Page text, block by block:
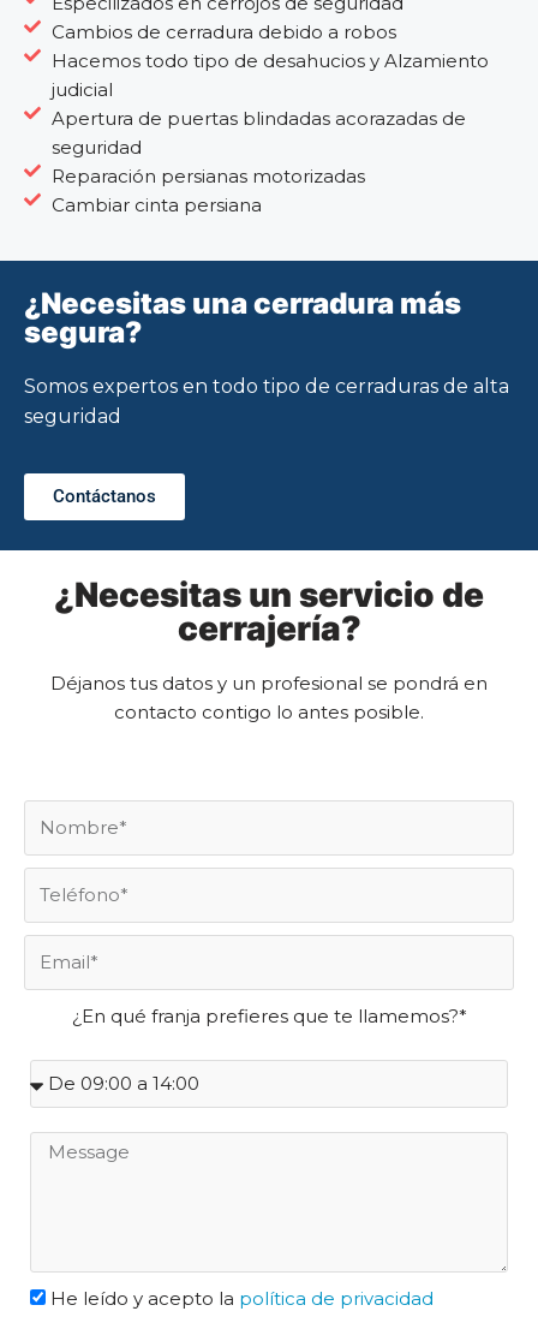
Cambios de cerradura debido a robos
Hacemos todo tipo de desahucios y Alzamiento
judicial
Apertura de puertas blindadas acorazadas de
seguridad
Reparación persianas motorizadas
Cambiar cinta persiana
¿Necesitas una cerradura más
segura?
Somos expertos en todo tipo de cerraduras de alta
seguridad
Contáctanos
¿Necesitas un servicio de
cerrajería?
Déjanos tus datos y un profesional se pondrá en
contacto contigo lo antes posible.
¿En qué franja prefieres que te llamemos?*
He leído y acepto la política de privacidad